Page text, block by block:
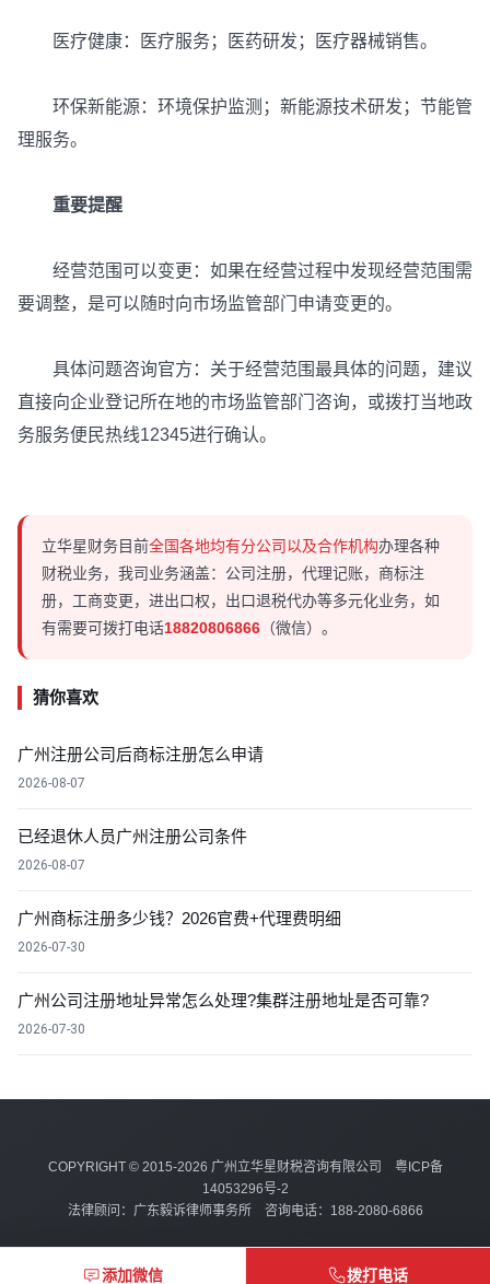
医疗健康：医疗服务；医药研发；医疗器械销售。
环保新能源：环境保护监测；新能源技术研发；节能管
理服务。
重要提醒
经营范围可以变更：如果在经营过程中发现经营范围需
要调整，是可以随时向市场监管部门申请变更的。
具体问题咨询官方：关于经营范围最具体的问题，建议
直接向企业登记所在地的市场监管部门咨询，或拨打当地政
务服务便民热线12345进行确认。
立华星财务目前全国各地均有分公司以及合作机构办理各种
财税业务，我司业务涵盖：公司注册，代理记账，商标注
册，工商变更，进出口权，出口退税代办等多元化业务，如
有需要可拨打电话18820806866 （微信）。
猜你喜欢
广州注册公司后商标注册怎么申请
2026-08-07
已经退休人员广州注册公司条件
2026-08-07
广州商标注册多少钱？2026官费+代理费明细
2026-07-30
广州公司注册地址异常怎么处理?集群注册地址是否可靠?
2026-07-30
COPYRIGHT © 2015-2026 广州立华星财税咨询有限公司 粤ICP备
14053296号-2
法律顾问：广东毅诉律师事务所 咨询电话：188-2080-6866
添加微信 拨打电话